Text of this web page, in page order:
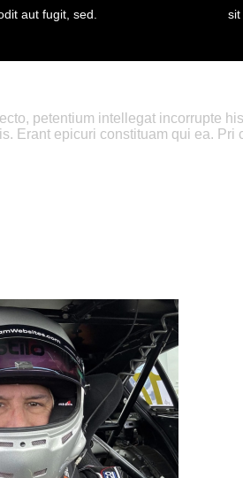
aut fugit, sed.
sit
petentium intellegat incorrupte
Erant epicuri constituam qui ea.